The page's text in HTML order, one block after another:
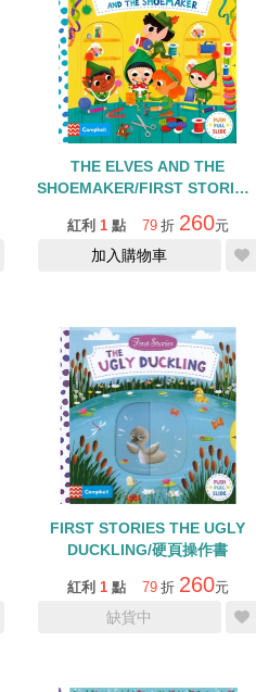
THE ELVES AND THE
SHOEMAKER/FIRST STORIES/
紅利 1 點 79 折 260元
加入購物車
FIRST STORIES THE UGLY
DUCKLING/硬頁操作書
紅利 1 點 79 折 260元
缺貨中